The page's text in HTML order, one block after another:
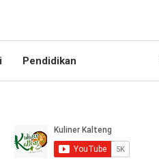
Pendidikan